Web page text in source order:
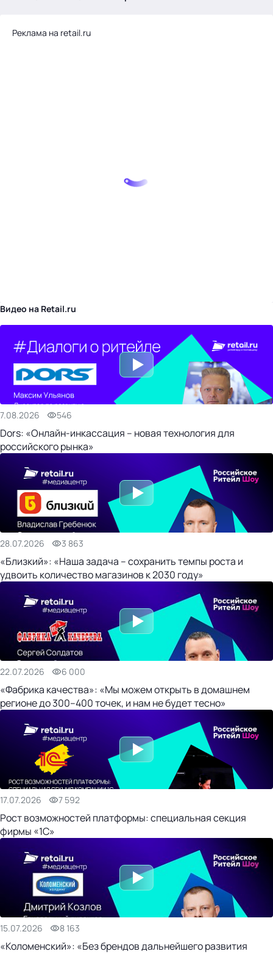
Реклама на retail.ru
Видео на Retail.ru
7.08.2026 546
Dors: «Онлайн-инкассация – новая технология для
российского рынка»
28.07.2026 3 863
«Близкий»: «Наша задача – сохранить темпы роста и
удвоить количество магазинов к 2030 году»
22.07.2026 6 000
«Фабрика качества»: «Мы можем открыть в домашнем
регионе до 300–400 точек, и нам не будет тесно»
17.07.2026 7 592
Рост возможностей платформы: специальная секция
фирмы «1С»
15.07.2026 8 163
«Коломенский»: «Без брендов дальнейшего развития